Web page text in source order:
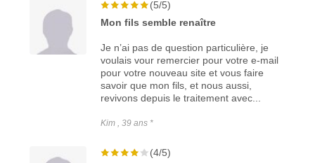
(5/5)
Mon fils semble renaître
Je n’ai pas de question particulière, je
voulais vour remercier pour votre e-mail
pour votre nouveau site et vous faire
savoir que mon fils, et nous aussi,
revivons depuis le traitement avec...
Kim , 39 ans *
(4/5)